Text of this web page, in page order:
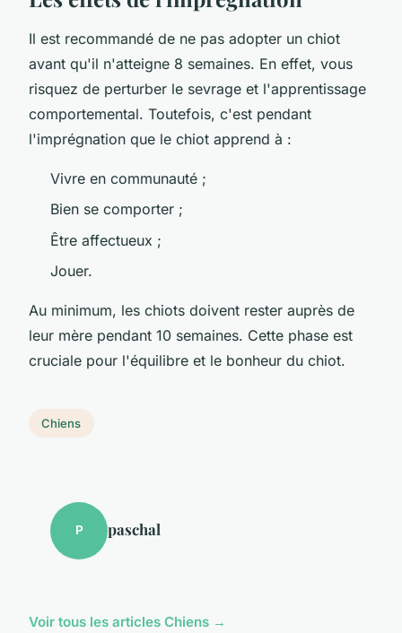
Il est recommandé de ne pas adopter un chiot
avant qu'il n'atteigne 8 semaines. En effet, vous
risquez de perturber le sevrage et l'apprentissage
comportemental. Toutefois, c'est pendant
l'imprégnation que le chiot apprend à :
Vivre en communauté ;
Bien se comporter ;
Être affectueux ;
Jouer.
Au minimum, les chiots doivent rester auprès de
leur mère pendant 10 semaines. Cette phase est
cruciale pour l'équilibre et le bonheur du chiot.
Chiens
P paschal
Voir tous les articles Chiens →